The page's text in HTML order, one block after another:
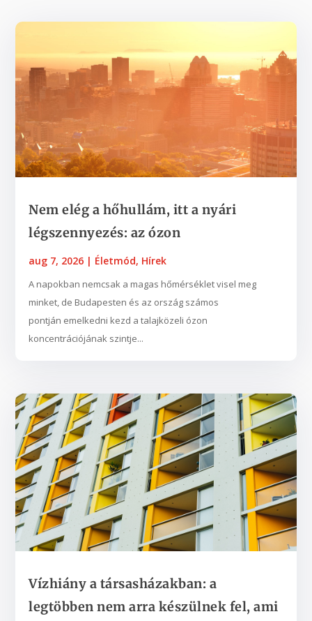
Nem elég a hőhullám, itt a nyári
légszennyezés: az ózon
aug 7, 2026 | Életmód, Hírek
A napokban nemcsak a magas hőmérséklet visel meg
minket, de Budapesten és az ország számos
pontján emelkedni kezd a talajközeli ózon
koncentrációjának szintje...
Vízhiány a társasházakban: a
legtöbben nem arra készülnek fel, ami